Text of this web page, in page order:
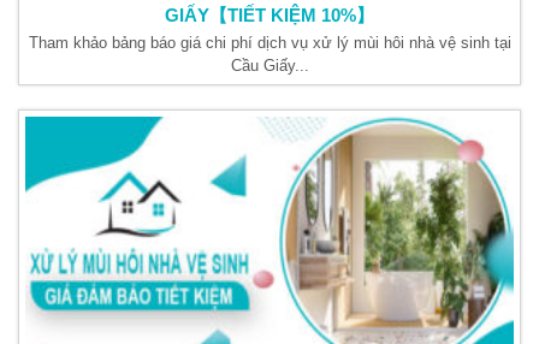
GIẤY【TIẾT KIỆM 10%】
Tham khảo bảng báo giá chi phí dịch vụ xử lý mùi hôi nhà vệ sinh tại
Cầu Giấy...